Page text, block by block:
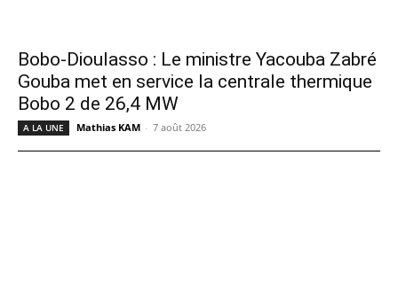
Bobo-Dioulasso : Le ministre Yacouba Zabré
Gouba met en service la centrale thermique
Bobo 2 de 26,4 MW
A LA UNE Mathias KAM - 7 août 2026